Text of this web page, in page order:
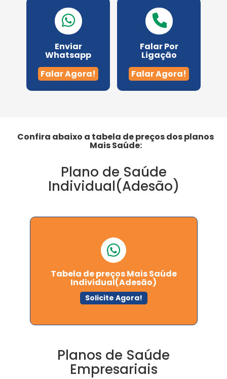
Odontoprev
Enviar
Whatsapp
Falar Agora!
Falar Por
Ligação
Falar Agora!
Confira abaixo a tabela de preços dos planos
Mais Saúde:
Plano de Saúde
Individual(Adesão)
Tabela de preços Mais Saúde
Individual(Adesão)
Solicite Agora!
Planos de Saúde
Empresariais